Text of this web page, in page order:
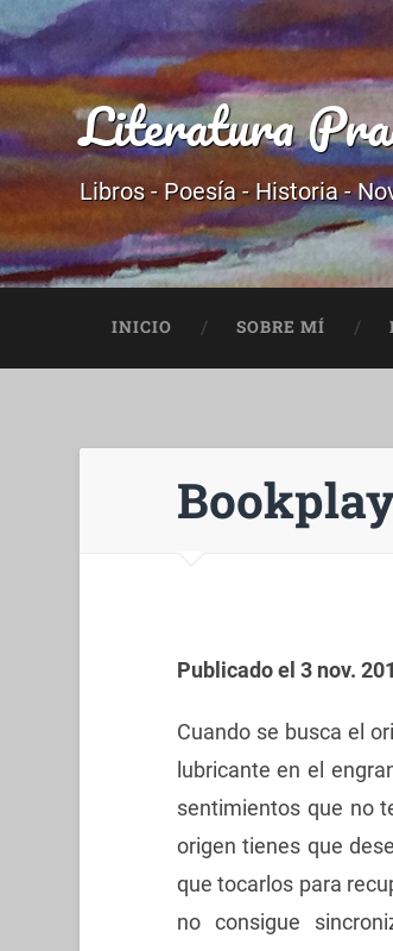
Literatura
Libros - Poesía - Historia -
INICIO SOBRE MÍ
Publicado el 3 nov.
Cuando se busca el
lubricante en el
sentimientos que no
origen tienes que
que tocarlos para
no consigue